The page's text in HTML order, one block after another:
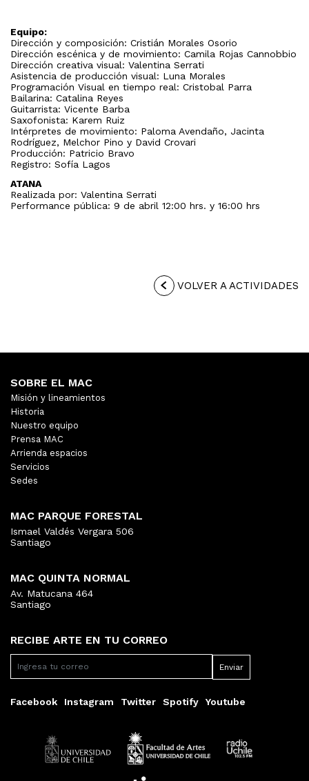
Equipo:
Dirección y composición: Cristián Morales Osorio
Dirección escénica y de movimiento: Camila Rojas Cannobbio
Dirección creativa visual: Valentina Serrati
Asistencia de producción visual: Luna Morales
Programación Visual en tiempo real: Cristobal Parra
Bailarina: Catalina Reyes
Guitarrista: Vicente Barba
Saxofonista: Karem Ruiz
Intérpretes de movimiento: Paloma Avendaño, Jacinta
Rodríguez, Melchor Pino y David Crovari
Producción: Patricio Bravo
Registro: Sofía Lagos
ATANA
Realizada por: Valentina Serrati
Performance pública: 9 de abril 12:00 hrs. y 16:00 hrs
VOLVER A ACTIVIDADES
RECIBE ARTE EN TU CORREO
Facebook Instagram Twitter Spotify Youtube
SOBRE EL MAC
Misión y lineamientos
Historia
Nuestro equipo
Prensa MAC
Arrienda espacios
Servicios
Sedes
MAC PARQUE FORESTAL
Ismael Valdés Vergara 506
Santiago
MAC QUINTA NORMAL
Av. Matucana 464
Santiago